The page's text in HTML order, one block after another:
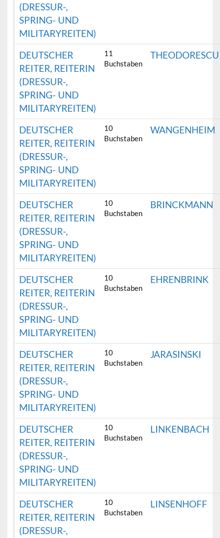
(DRESSUR-,
SPRING- UND
MILITARYREITEN)
DEUTSCHER
REITER, REITERIN
(DRESSUR-,
SPRING- UND
MILITARYREITEN)
11
Buchstaben
THEODORESCU
DEUTSCHER
REITER, REITERIN
(DRESSUR-,
SPRING- UND
MILITARYREITEN)
10
Buchstaben
WANGENHEIM
DEUTSCHER
REITER, REITERIN
(DRESSUR-,
SPRING- UND
MILITARYREITEN)
10
Buchstaben
BRINCKMANN
DEUTSCHER
REITER, REITERIN
(DRESSUR-,
SPRING- UND
MILITARYREITEN)
10
Buchstaben
EHRENBRINK
DEUTSCHER
REITER, REITERIN
(DRESSUR-,
SPRING- UND
MILITARYREITEN)
10
Buchstaben
JARASINSKI
DEUTSCHER
REITER, REITERIN
(DRESSUR-,
SPRING- UND
MILITARYREITEN)
10
Buchstaben
LINKENBACH
DEUTSCHER
REITER, REITERIN
(DRESSUR-,
10
Buchstaben
LINSENHOFF